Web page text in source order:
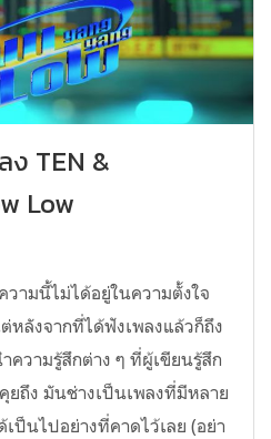
ง TEN &
Low
ามนี้ไม่ได้อยู่ในความตั้งใจ
หลังจากที่ได้ฟังเพลงแล้วก็ถึง
ความรู้สึกต่าง ๆ ที่ผู้เขียนรู้สึก
ยถึง มันช่างเป็นเพลงที่มีหลาย
ป็นไปอย่างที่คาดไว้เลย (อย่า